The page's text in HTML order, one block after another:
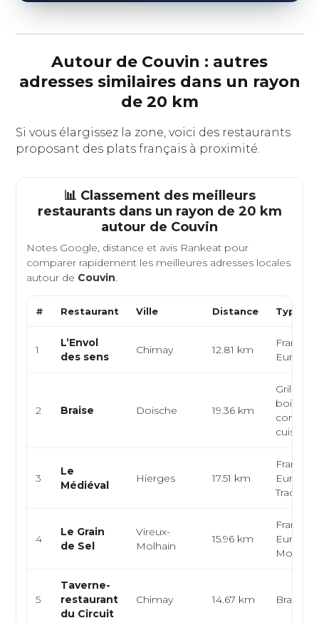
Autour de Couvin : autres
adresses similaires dans un rayon
de 20 km
Si vous élargissez la zone, voici des restaurants
proposant des plats français à proximité.
📊 Classement des meilleurs
restaurants dans un rayon de 20 km
autour de Couvin
Notes Google, distance et avis Rankeat pour
comparer rapidement les meilleures adresses locales
autour de Couvin.
# Restaurant Ville Distance Type
1
L’Envol
des sens
Chimay 12.81 km
2 Braise Doische 19.36 km
Grill au
bois,
cuisine
3
Le
Médiéval
Hierges 17.51 km
4
Le Grain
de Sel
Vireux-
Molhain
15.96 km
5
Taverne-
restaurant
du Circuit
Chimay 14.67 km